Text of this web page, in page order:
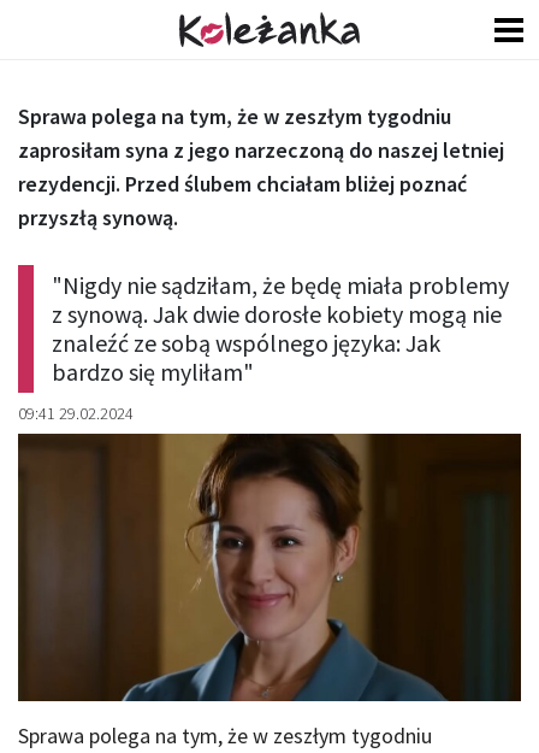
"Nigdy nie sądziłam, że będę miała problemy
z synową. Jak dwie dorosłe kobiety mogą nie
znaleźć ze sobą wspólnego języka: Jak
bardzo się myliłam"
09:41 29.02.2024
Sprawa polega na tym, że w zeszłym tygodniu
zaprosiłam syna z jego narzeczoną do naszej letniej
rezydencji. Przed ślubem chciałam bliżej poznać
przyszłą synową.
Sprawa polega na tym, że w zeszłym tygodniu